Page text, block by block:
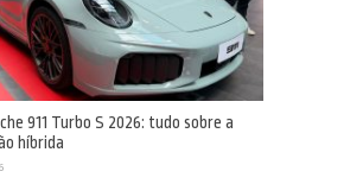
911 Turbo S 2026: tudo sobre a
híbrida